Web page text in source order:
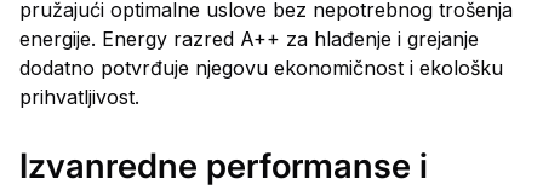
pružajući optimalne uslove bez nepotrebnog trošenja
energije. Energy razred A++ za hlađenje i grejanje
dodatno potvrđuje njegovu ekonomičnost i ekološku
prihvatljivost.
Izvanredne performanse i